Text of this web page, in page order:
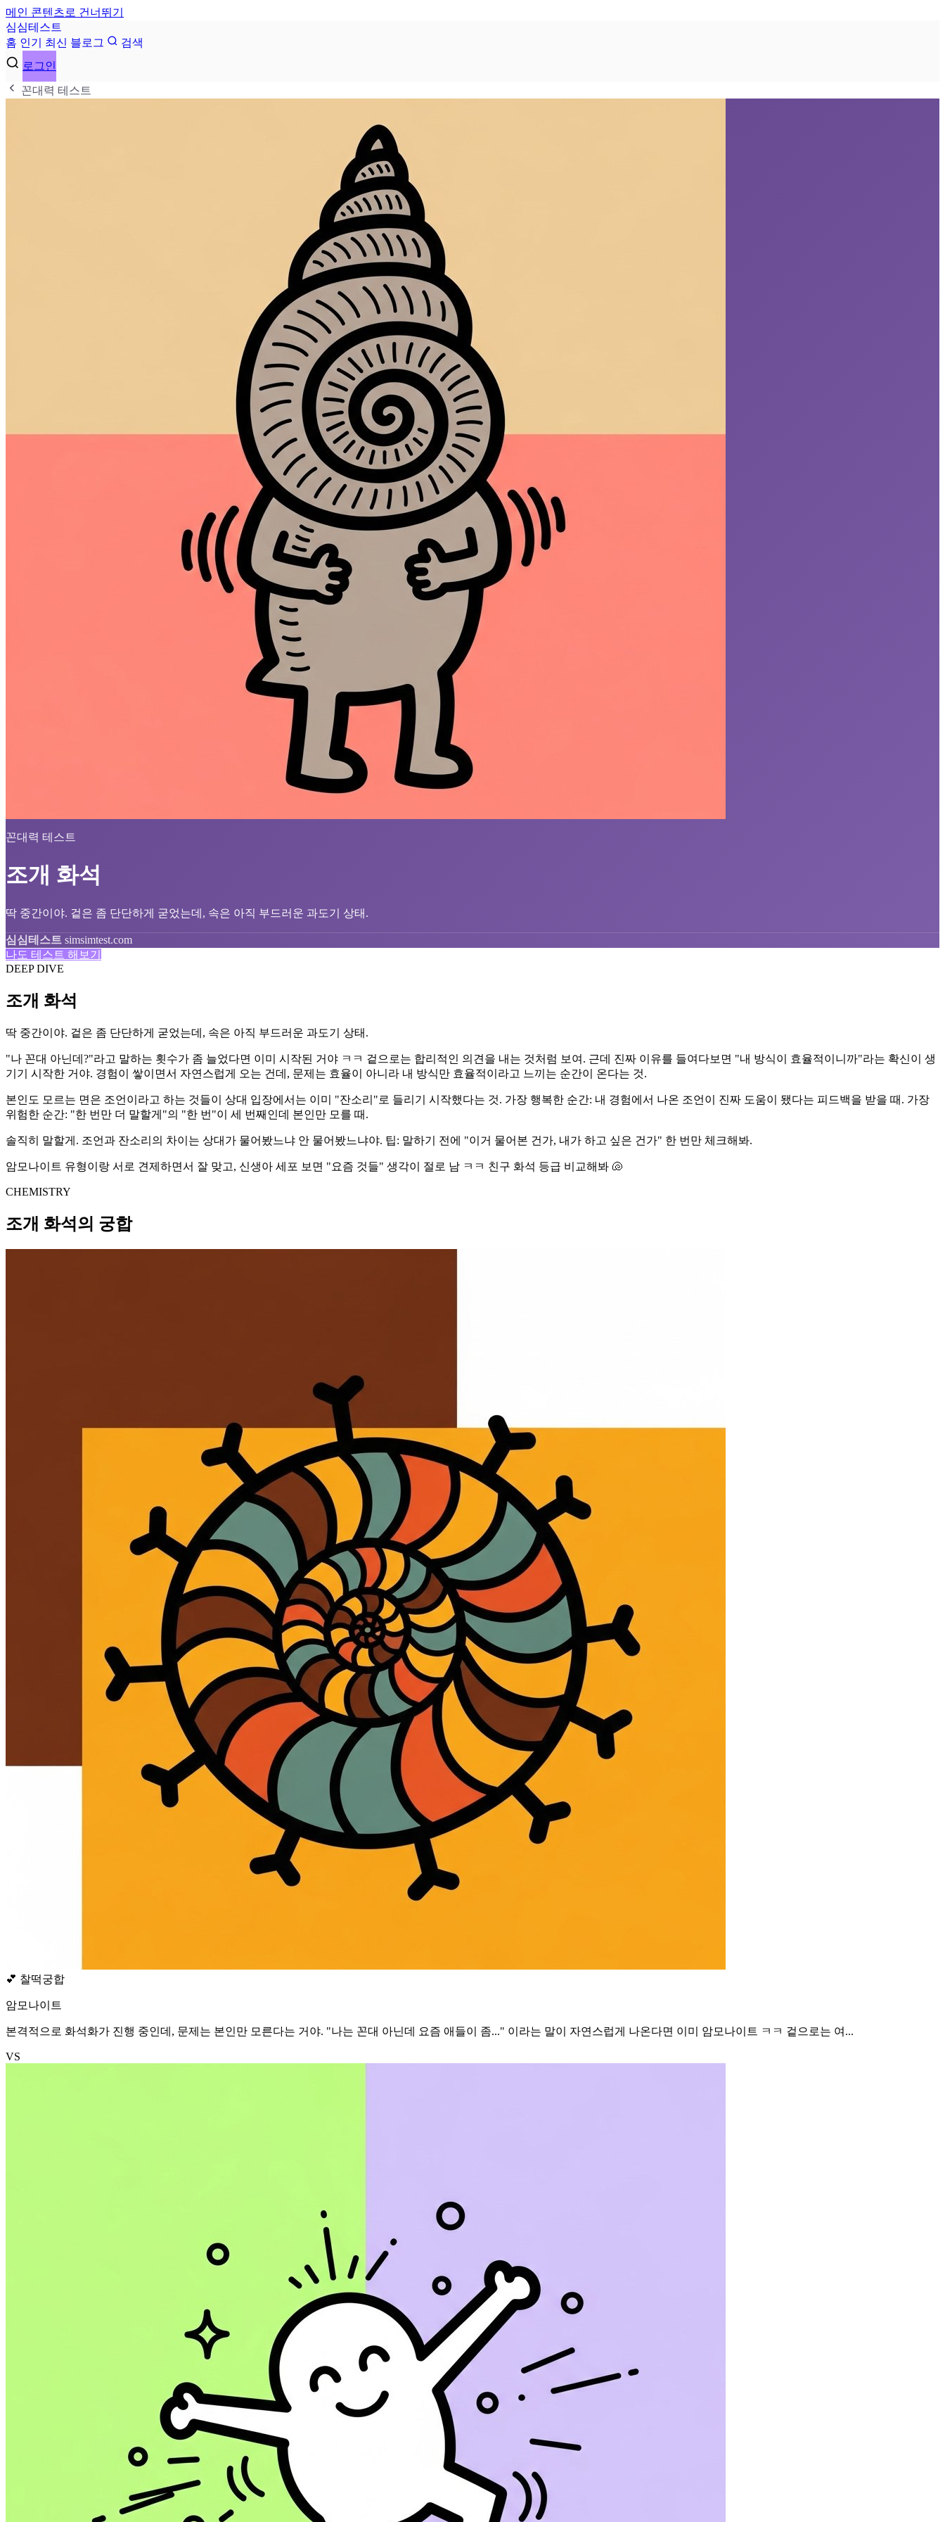
메인 콘텐츠로 건너뛰기
심심테 스 트
홈 인기 최신 블로그
검색
로그인
꼰대력 테스트
꼰대력 테스트
조개 화석
딱 중간이야. 겉은 좀 단단하게 굳었는데, 속은 아직 부드러운 과도기 상태.
심심테스트 simsimtest.com
나도 테스트 해보기
DEEP DIVE
조개 화석
딱 중간이야. 겉은 좀 단단하게 굳었는데, 속은 아직 부드러운 과도기 상태.
"나 꼰대 아닌데?"라고 말하는 횟수가 좀 늘었다면 이미 시작된 거야 ㅋㅋ 겉으로는 합리적인 의견을 내는 것처럼 보여. 근데 진짜 이유를 들여다보면 "내 방식이 효율적이니까"라는 확신이 생
기기 시작한 거야. 경험이 쌓이면서 자연스럽게 오는 건데, 문제는 효율이 아니라 내 방식만 효율적이라고 느끼는 순간이 온다는 것.
본인도 모르는 면은 조언이라고 하는 것들이 상대 입장에서는 이미 "잔소리"로 들리기 시작했다는 것. 가장 행복한 순간: 내 경험에서 나온 조언이 진짜 도움이 됐다는 피드백을 받을 때. 가장
위험한 순간: "한 번만 더 말할게"의 "한 번"이 세 번째인데 본인만 모를 때.
솔직히 말할게. 조언과 잔소리의 차이는 상대가 물어봤느냐 안 물어봤느냐야. 팁: 말하기 전에 "이거 물어본 건가, 내가 하고 싶은 건가" 한 번만 체크해봐.
암모나이트 유형이랑 서로 견제하면서 잘 맞고, 신생아 세포 보면 "요즘 것들" 생각이 절로 남 ㅋㅋ 친구 화석 등급 비교해봐 🐚
CHEMISTRY
조개 화석의 궁합
💕 찰떡궁합
암모나이트
본격적으로 화석화가 진행 중인데, 문제는 본인만 모른다는 거야. "나는 꼰대 아닌데 요즘 애들이 좀..." 이라는 말이 자연스럽게 나온다면 이미 암모나이트 ㅋㅋ 겉으로는 여...
VS